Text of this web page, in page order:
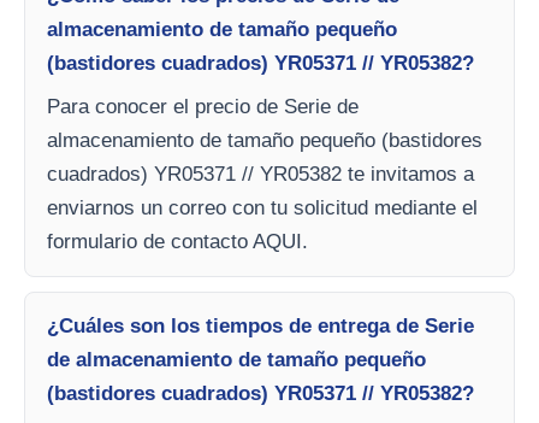
almacenamiento de tamaño pequeño
(bastidores cuadrados) YR05371 // YR05382?
Para conocer el precio de Serie de
almacenamiento de tamaño pequeño (bastidores
cuadrados) YR05371 // YR05382 te invitamos a
enviarnos un correo con tu solicitud mediante el
formulario de contacto AQUI.
¿Cuáles son los tiempos de entrega de Serie
de almacenamiento de tamaño pequeño
(bastidores cuadrados) YR05371 // YR05382?